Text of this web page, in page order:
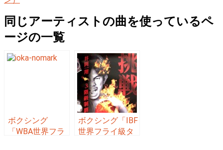
同じアーティストの曲を使っているペ
ージの一覧
ボクシング
「WBA世界フラ
ボクシング「IBF
世界フライ級タ